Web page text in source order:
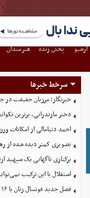
آرشیو پخش زنده هنرمندان
سرخط خبرها
خبرنگار؛ مرزبان حقیقت در
دختر مازندرانی، برترین
احمد دنیامالی از امکانات
تصویری کمتر دیده شده از
برکناری ناگهانی یک سپهبد
استقلال با این ترکیب
فصل جدید فوتسال زنان با ۱۶ تیم کلید می‌خورد